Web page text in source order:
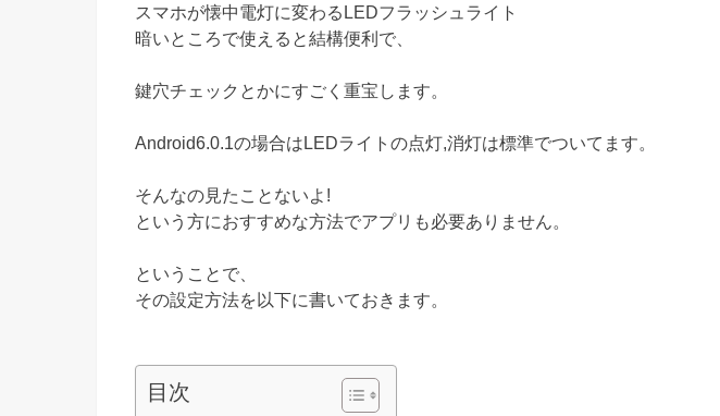
スマホが懐中電灯に変わるLEDフラッシュライト
暗いところで使えると結構便利で、
鍵穴チェックとかにすごく重宝します。
Android6.0.1の場合はLEDライトの点灯,消灯は標準でついてます。
そんなの見たことないよ!
という方におすすめな方法でアプリも必要ありません。
ということで、
その設定方法を以下に書いておきます。
目次